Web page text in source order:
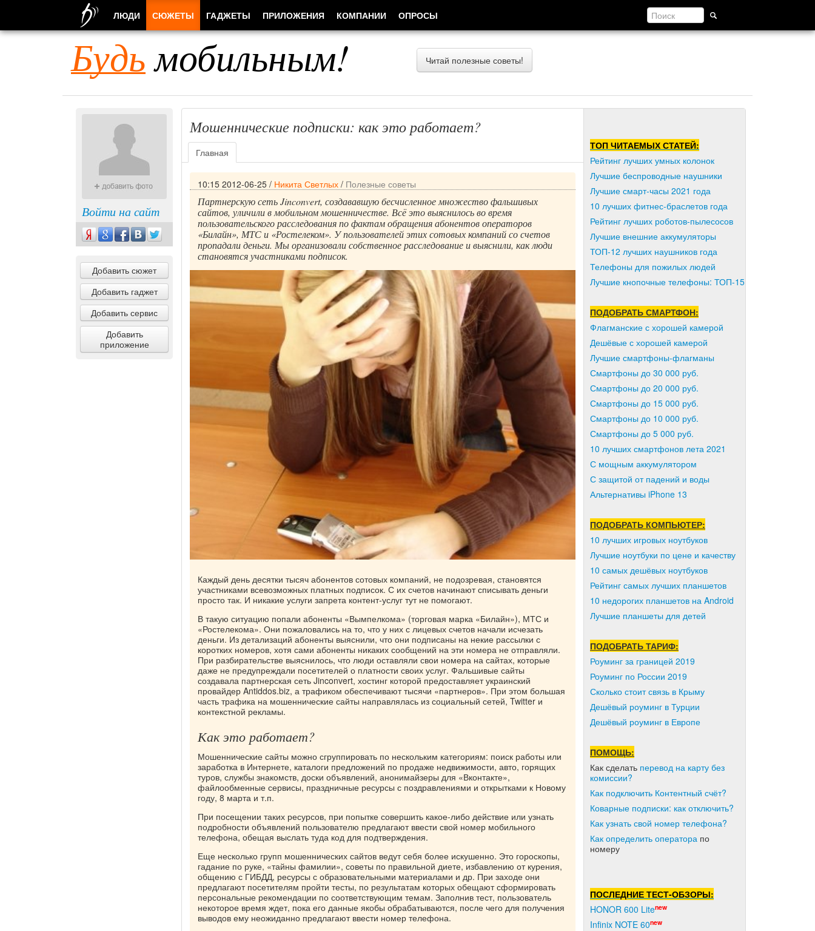
Будьмобильным! Читай полезные советы!
Войти на сайт
Добавить сюжет
Добавить гаджет
Добавить сервис
Добавить
приложение
Мошеннические подписки: как это работает?
Главная
10:15 2012-06-25 / Никита Светлых / Полезные советы
Партнерскую сеть Jinconvert, создававшую бесчисленное множество фальшивых
сайтов, уличили в мобильном мошенничестве. Всё это выяснилось во время
пользовательского расследования по фактам обращения абонентов операторов
«Билайн», МТС и «Ростелеком». У пользователей этих сотовых компаний со счетов
пропадали деньги. Мы организовали собственное расследование и выяснили, как люди
становятся участниками подписок.
Каждый день десятки тысяч абонентов сотовых компаний, не подозревая, становятся
участниками всевозможных платных подписок. С их счетов начинают списывать деньги
просто так. И никакие услуги запрета контент-услуг тут не помогают.
В такую ситуацию попали абоненты «Вымпелкома» (торговая марка «Билайн»), МТС и
«Ростелекома». Они пожаловались на то, что у них с лицевых счетов начали исчезать
деньги. Из детализаций абоненты выяснили, что они подписаны на некие рассылки с
коротких номеров, хотя сами абоненты никаких сообщений на эти номера не отправляли.
При разбирательстве выяснилось, что люди оставляли свои номера на сайтах, которые
даже не предупреждали посетителей о платности своих услуг. Фальшивые сайты
создавала партнерская сеть Jinconvert, хостинг которой предоставляет украинский
провайдер Antiddos.biz, а трафиком обеспечивают тысячи «партнеров». При этом большая
часть трафика на мошеннические сайты направлялась из социальный сетей, Twitter и
контекстной рекламы.
Как это работает?
Мошеннические сайты можно сгруппировать по нескольким категориям: поиск работы или
заработка в Интернете, каталоги предложений по продаже недвижимости, авто, горящих
туров, службы знакомств, доски объявлений, анонимайзеры для «Вконтакте»,
файлообменные сервисы, праздничные ресурсы с поздравлениями и открытками к Новому
году, 8 марта и т.п.
При посещении таких ресурсов, при попытке совершить какое-либо действие или узнать
подробности объявлений пользователю предлагают ввести свой номер мобильного
телефона, обещая выслать туда код для подтверждения.
Еще несколько групп мошеннических сайтов ведут себя более искушенно. Это гороскопы,
гадание по руке, «тайны фамилии», советы по правильной диете, избавлению от курения,
общению с ГИБДД, ресурсы с образовательными материалами и др. При заходе они
предлагают посетителям пройти тесты, по результатам которых обещают сформировать
персональные рекомендации по соответствующим темам. Заполнив тест, пользователь
некоторое время ждет, пока его данные якобы обрабатываются, после чего для получения
выводов ему неожиданно предлагают ввести номер телефона.
ТОП ЧИТАЕМЫХ СТАТЕЙ:
Рейтинг лучших умных колонок
Лучшие беспроводные наушники
Лучшие смарт-часы 2021 года
10 лучших фитнес-браслетов года
Рейтинг лучших роботов-пылесосов
Лучшие внешние аккумуляторы
ТОП-12 лучших наушников года
Телефоны для пожилых людей
Лучшие кнопочные телефоны: ТОП-15
ПОДОБРАТЬ СМАРТФОН:
Флагманские с хорошей камерой
Дешёвые с хорошей камерой
Лучшие смартфоны-флагманы
Смартфоны до 30 000 руб.
Смартфоны до 20 000 руб.
Смартфоны до 15 000 руб.
Смартфоны до 10 000 руб.
Смартфоны до 5 000 руб.
10 лучших смартфонов лета 2021
С мощным аккумулятором
С защитой от падений и воды
Альтернативы iPhone 13
ПОДОБРАТЬ КОМПЬЮТЕР:
10 лучших игровых ноутбуков
Лучшие ноутбуки по цене и качеству
10 самых дешёвых ноутбуков
Рейтинг самых лучших планшетов
10 недорогих планшетов на Android
Лучшие планшеты для детей
ПОДОБРАТЬ ТАРИФ:
Роуминг за границей 2019
Роуминг по России 2019
Сколько стоит связь в Крыму
Дешёвый роуминг в Турции
Дешёвый роуминг в Европе
ПОМОЩЬ:
Как сделать перевод на карту без
комиссии?
Как подключить Контентный счёт?
Коварные подписки: как отключить?
Как узнать свой номер телефона?
Как определить оператора по
номеру
ПОСЛЕДНИЕ ТЕСТ-ОБЗОРЫ:
HONOR 600 Litenew
Infinix NOTE 60new
ЛЮДИ СЮЖЕТЫ ГАДЖЕТЫ ПРИЛОЖЕНИЯ КОМПАНИИ ОПРОСЫ